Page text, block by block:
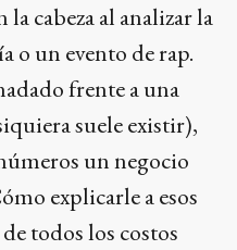
cabeza al analizar la
o un evento de rap.
frente a una
suele existir),
un negocio
explicarle a esos
todos los costos